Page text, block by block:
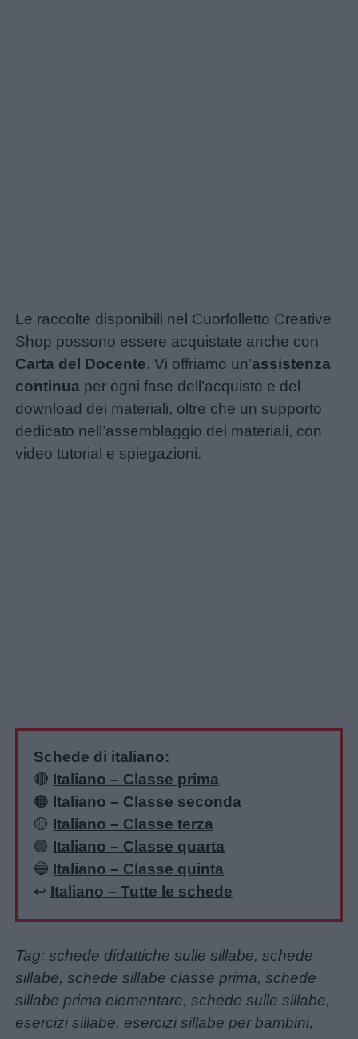
Le raccolte disponibili nel Cuorfolletto Creative
Shop possono essere acquistate anche con
Carta del Docente. Vi offriamo un’assistenza
continua per ogni fase dell’acquisto e del
download dei materiali, oltre che un supporto
dedicato nell’assemblaggio dei materiali, con
video tutorial e spiegazioni.
Schede di italiano:
🔴 Italiano – Classe prima
🟠 Italiano – Classe seconda
🟡 Italiano – Classe terza
🟢 Italiano – Classe quarta
🔵 Italiano – Classe quinta
↩️ Italiano – Tutte le schede
Tag: schede didattiche sulle sillabe, schede
sillabe, schede sillabe classe prima, schede
sillabe prima elementare, schede sulle sillabe,
esercizi sillabe, esercizi sillabe per bambini,